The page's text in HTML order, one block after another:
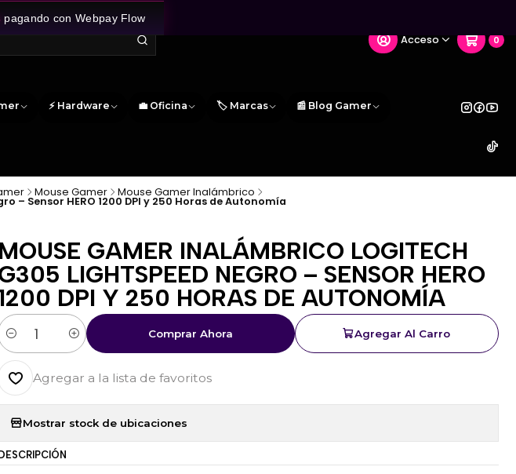
Acceso 0
⚡ Hardware 💼 Oficina 🏷️ Marcas 📰 Blog Gamer
pagando con Webpay Flow
Mouse Gamer Mouse Gamer Inalámbrico
– Sensor HERO 1200 DPI y 250 Horas de Autonomía
MOUSE GAMER INALÁMBRICO LOGITECH
LIGHTSPEED NEGRO – SENSOR HERO
DPI Y 250 HORAS DE AUTONOMÍA
Agregar Al Carro
Comprar Ahora
Agregar a la lista de favoritos
Mostrar stock de ubicaciones
DESCRIPCIÓN